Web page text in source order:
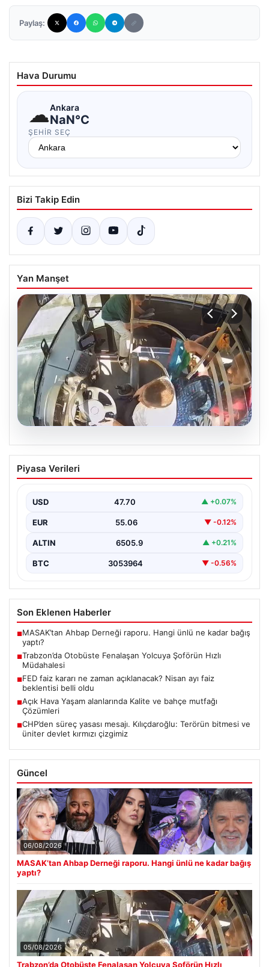
Paylaş:
Hava Durumu
☁Ankara
NaN°C
ŞEHIR SEÇ
Bizi Takip Edin
Yan Manşet
Trabzon’da Otobüste Fenalaşan
Yolcuya Şoförün Hızlı Müdahalesi
yaşındaki yolcu Hasan Öner’in hayatı, şoför Sinan
Erdoğan’ın…
Piyasa Verileri
USD 47.70 ▲ +0.07%
EUR 55.06 ▼ -0.12%
ALTIN 6505.9 ▲ +0.21%
BTC 3053964 ▼ -0.56%
Son Eklenen Haberler
■MASAK’tan Ahbap Derneği raporu. Hangi ünlü ne kadar bağış
yaptı?
■Trabzon’da Otobüste Fenalaşan Yolcuya Şoförün Hızlı
Müdahalesi
■FED faiz kararı ne zaman açıklanacak? Nisan ayı faiz
beklentisi belli oldu
■Açık Hava Yaşam alanlarında Kalite ve bahçe mutfağı
Çözümleri
■CHP’den süreç yasası mesajı. Kılıçdaroğlu: Terörün bitmesi ve
üniter devlet kırmızı çizgimiz
Güncel
06/08/2026
MASAK’tan Ahbap Derneği raporu. Hangi ünlü ne kadar bağış
yaptı?
05/08/2026
Trabzon’da Otobüste Fenalaşan Yolcuya Şoförün Hızlı